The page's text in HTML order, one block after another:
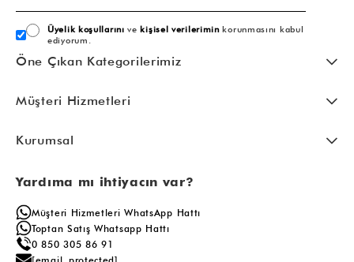
Üyelik koşullarını vekişisel verileriminkorunmasını kabul
ediyorum.
Öne Çıkan Kategorilerimiz
Müşteri Hizmetleri
Kurumsal
Yardıma mı ihtiyacın var?
Müşteri Hizmetleri WhatsApp Hattı
Toptan Satış Whatsapp Hattı
0 850 305 86 91